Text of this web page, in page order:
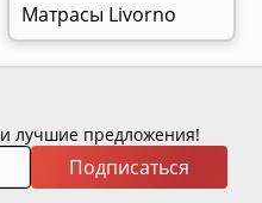
Матрасы Livorno
лучшие предложения!
Подписаться